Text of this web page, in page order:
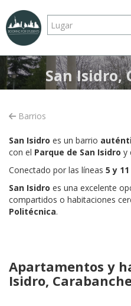
San Isidro,
Barrios
San Isidro es un barrio
con el Parque de San Isidro y
Conectado por las líneas 5 y
San Isidro es una excelente
compartidos o habitaciones
Politécnica.
Apartamentos y
Isidro,